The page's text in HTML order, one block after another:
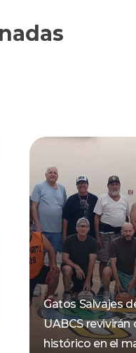
Gatos Salvajes
UABCS revivirán
histórico en el